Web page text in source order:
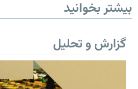
بیشتر بخوانید
گزارش و تحلیل